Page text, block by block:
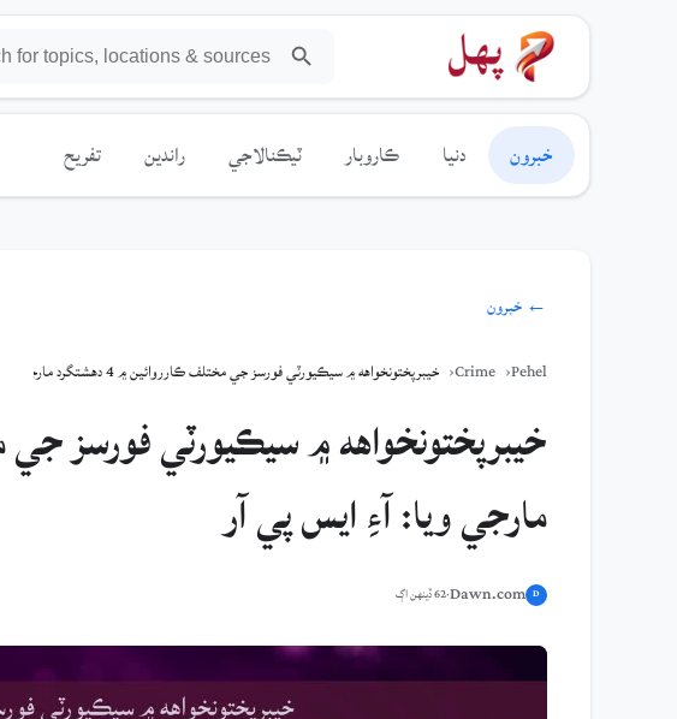
خبرون دنيا ڪاروبار ٽيڪنالاجي راندين تفريح
← خبرون
Pehel
Crime خيبرپختونخواهه ۾ سيڪيورٽي فورسز جي مختلف ڪارروائين ۾ 4 دهشتگرد مارجي ويا: آءِ ايس پي آر
مارجي ويا: آءِ ايس پي آر
D
Dawn.com
·62 ڏينهن اڳ